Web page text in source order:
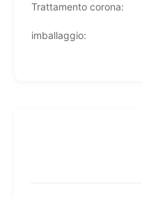
Trattamento corona:
imballaggio: